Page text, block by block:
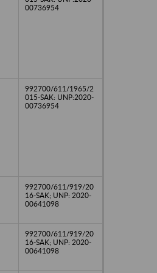
00736954
992700/611/1965/2
015-SAK: UNP:2020-
00736954
992700/611/919/20
16-SAK; UNP: 2020-
00641098
992700/611/919/20
16-SAK; UNP: 2020-
00641098